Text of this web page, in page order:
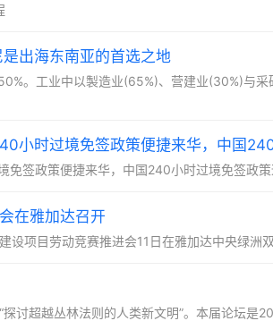
出海东南亚的首选之地
。工业中以製造业(65%)、营建业(30%)与
签政策便捷来华，中国240小时过境免签政策
在雅加达召开
项目劳动竞赛推进会11日在雅加达中央绿洲双
讨超越丛林法则的人类新文明”。本届论坛是